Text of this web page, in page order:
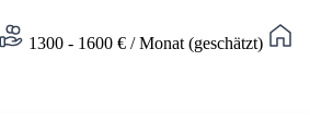
1300 - 1600 € / Monat (geschätzt)